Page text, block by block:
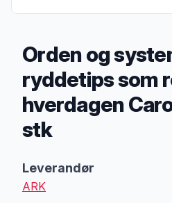
Orden og
ryddetips som
hverdagen
stk
Leverandør
ARK